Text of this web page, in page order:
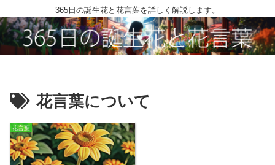
365日の誕生花と花言葉を詳しく解説します。
花言葉について
花言葉